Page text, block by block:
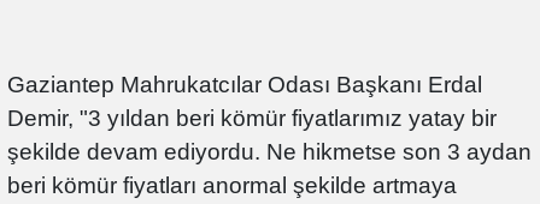
Gaziantep Mahrukatcılar Odası Başkanı Erdal
Demir, "3 yıldan beri kömür fiyatlarımız yatay bir
şekilde devam ediyordu. Ne hikmetse son 3 aydan
beri kömür fiyatları anormal şekilde artmaya